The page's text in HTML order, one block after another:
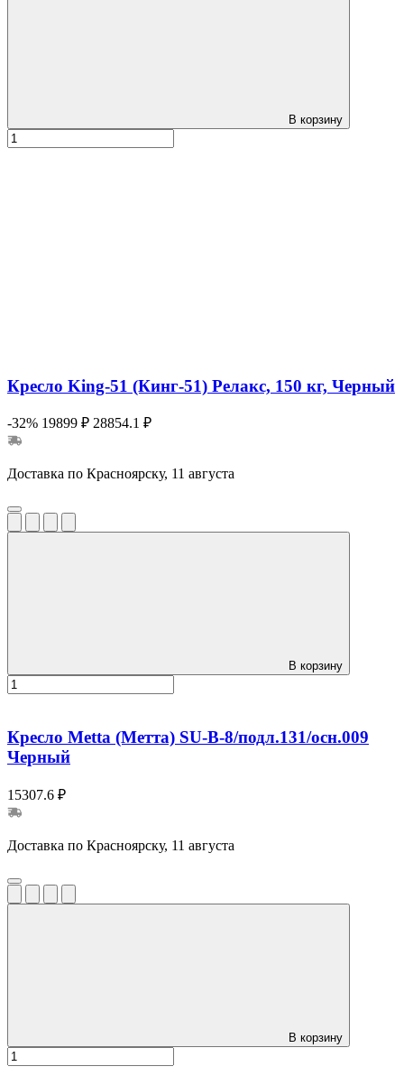
В корзину
Кресло King-51 (Кинг-51) Релакс, 150 кг, Черный
-32% 19899 ₽ 28854.1 ₽
Доставка по Красноярску, 11 августа
В корзину
Кресло Metta (Метта) SU-B-8/подл.131/осн.009
Черный
15307.6 ₽
Доставка по Красноярску, 11 августа
В корзину